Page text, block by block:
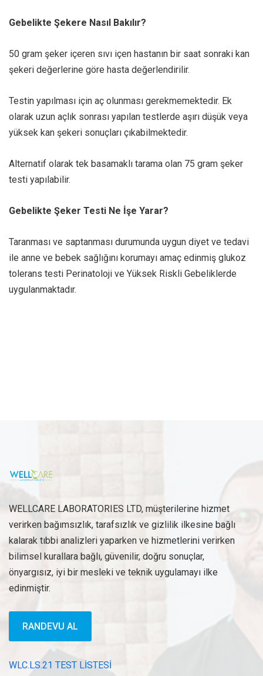
Gebelikte Şekere Nasıl Bakılır?
50 gram şeker içeren sıvı içen hastanın bir saat sonraki kan
şekeri değerlerine göre hasta değerlendirilir.
Testin yapılması için aç olunması gerekmemektedir. Ek
olarak uzun açlık sonrası yapılan testlerde aşırı düşük veya
yüksek kan şekeri sonuçları çıkabilmektedir.
Alternatif olarak tek basamaklı tarama olan 75 gram şeker
testi yapılabilir.
Gebelikte Şeker Testi Ne İşe Yarar?
Taranması ve saptanması durumunda uygun diyet ve tedavi
ile anne ve bebek sağlığını korumayı amaç edinmiş glukoz
tolerans testi Perinatoloji ve Yüksek Riskli Gebeliklerde
uygulanmaktadır.
WELLCARE LABORATORIES LTD, müşterilerine hizmet
verirken bağımsızlık, tarafsızlık ve gizlilik ilkesine bağlı
kalarak tıbbi analizleri yaparken ve hizmetlerini verirken
bilimsel kurallara bağlı, güvenilir, doğru sonuçlar,
önyargısız, iyi bir mesleki ve teknik uygulamayı ilke
edinmiştir.
RANDEVU AL
WLC.LS.21 TEST LİSTESİ